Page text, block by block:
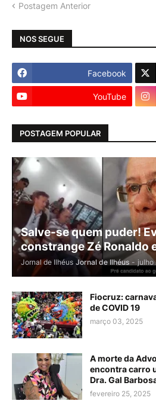
Postagem Anterior
NOS SEGUE
Facebook
YouTube
POSTAGEM POPULAR
Salve-se quem puder!
constrange Zé Ronaldo
Jornal de Ilhéus Jornal de Ilhéus - julho
Fiocruz:
de COVID 19
março 03, 2025
A morte da
encontra carro
Dra. Gal
fevereiro 25, 2025